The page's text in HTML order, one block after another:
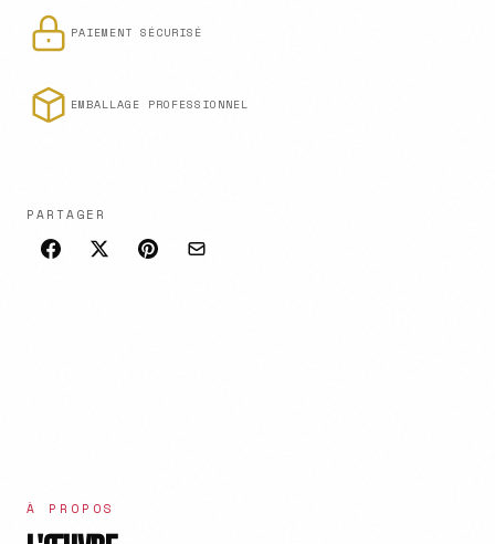
PAIEMENT SÉCURISÉ
EMBALLAGE PROFESSIONNEL
PARTAGER
À PROPOS